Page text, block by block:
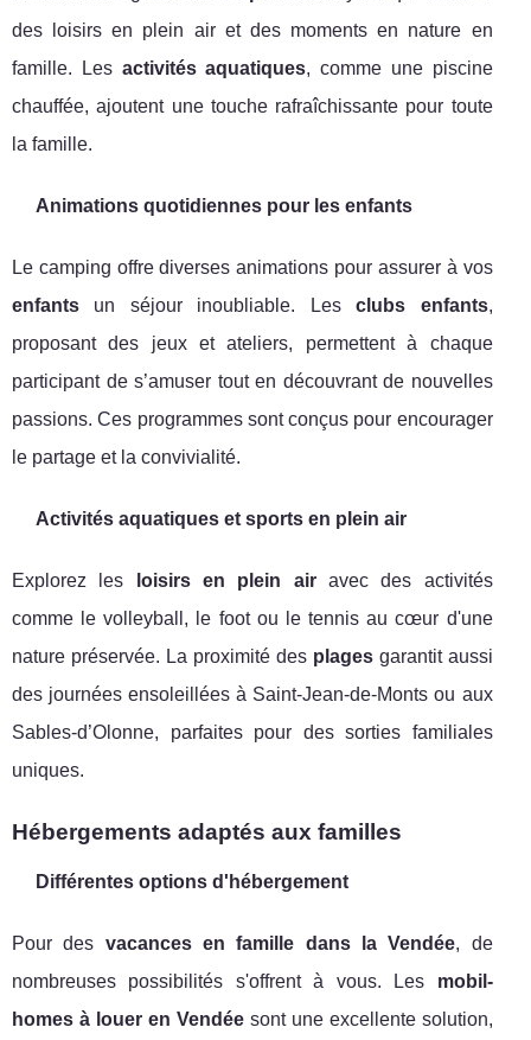
des loisirs en plein air et des moments en nature en
famille. Les activités aquatiques, comme une piscine
chauffée, ajoutent une touche rafraîchissante pour toute
la famille.
Animations quotidiennes pour les enfants
Le camping offre diverses animations pour assurer à vos
enfants un séjour inoubliable. Lesclubs enfants,
proposant des jeux et ateliers, permettent à chaque
participant de s’amuser tout en découvrant de nouvelles
passions. Ces programmes sont conçus pour encourager
le partage et la convivialité.
Activités aquatiques et sports en plein air
Explorez les loisirs en plein airavec des activités
comme le volleyball, le foot ou le tennis au cœur d'une
nature préservée. La proximité des plagesgarantit aussi
des journées ensoleillées à Saint-Jean-de-Monts ou aux
Sables-d’Olonne, parfaites pour des sorties familiales
uniques.
Hébergements adaptés aux familles
Différentes options d'hébergement
Pour des vacances en famille dans la Vendée, de
nombreuses possibilités s'offrent à vous. Les mobil-
homes à louer en Vendéesont une excellente solution,